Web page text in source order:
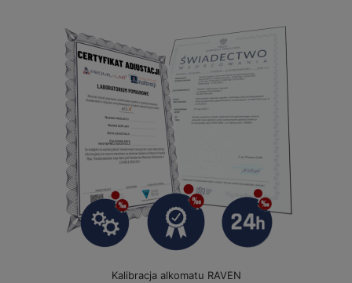
Kalibracja alkomatu RAVEN